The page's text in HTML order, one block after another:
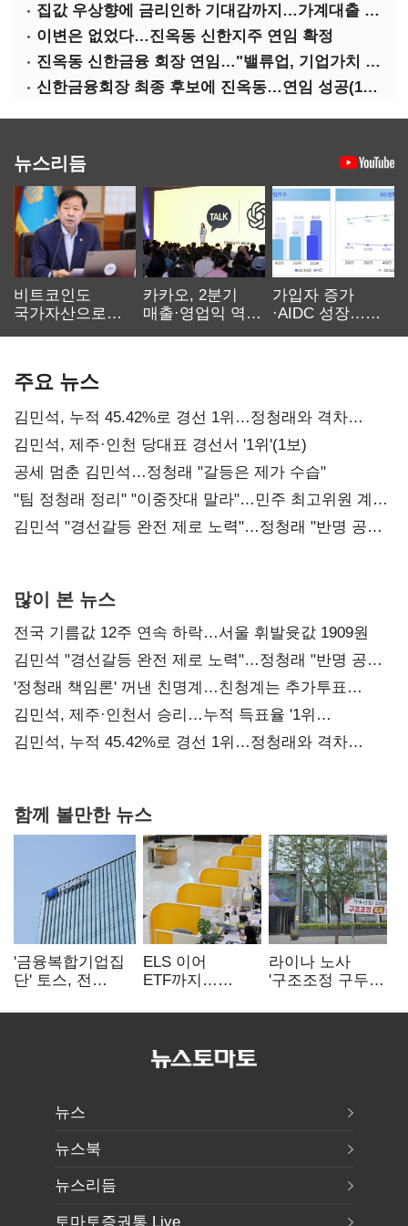
집값 우상향에 금리인하 기대감까지…가계대출 뇌관
이변은 없었다…진옥동 신한지주 연임 확정
진옥동 신한금융 회장 연임…"밸류업, 기업가치 키워"(상보)
신한금융회장 최종 후보에 진옥동…연임 성공(1보)
뉴스리듬
비트코인도
국가자산으로…'
카카오, 2분기
매출·영업익 역대
가입자 증가
·AIDC 성장…
주요 뉴스
김민석, 누적 45.42%로 경선 1위…정청래와 격차
0.86%p(2보)
김민석, 제주·인천 당대표 경선서 '1위'(1보)
공세 멈춘 김민석…정청래 "갈등은 제가 수습"
"팀 정청래 정리" "이중잣대 말라"…민주 최고위원 계파
다툼 격화
김민석 "경선갈등 완전 제로 노력"…정청래 "반명 공세
많이 본 뉴스
전국 기름값 12주 연속 하락…서울 휘발윳값 1909원
김민석 "경선갈등 완전 제로 노력"…정청래 "반명 공세
사과부터"
'정청래 책임론' 꺼낸 친명계…친청계는 추가투표
때리기
김민석, 제주·인천서 승리…누적 득표율 '1위
탈환'(종합)
김민석, 누적 45.42%로 경선 1위…정청래와 격차
함께 볼만한 뉴스
'금융복합기업집
단' 토스, 전
표준화
ELS 이어
ETF까지…
제동 걸린 은행
라이나 노사
'구조조정 구두
뉴스
뉴스북
뉴스리듬
토마토증권통 Live